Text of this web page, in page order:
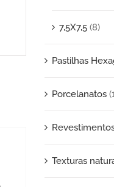
7,5X7,5 (8)
Pastilhas
Porcelanatos
Texturas